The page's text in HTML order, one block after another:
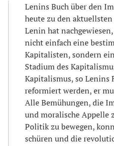
Lenins Buch über den
heute zu den
Lenin hat
nicht einfach eine
Kapitalisten, sondern
Stadium des
Kapitalismus, so
reformiert werden, er
Alle Bemühungen, die
und moralische Appelle
Politik zu bewegen,
schüren und die